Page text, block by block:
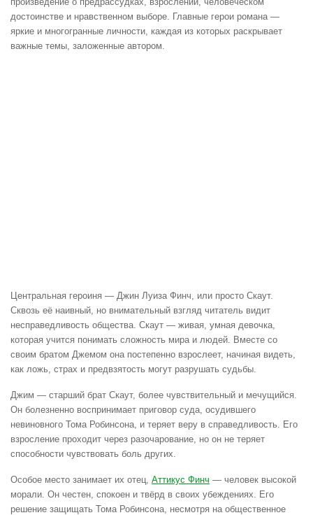
достоинстве и нравственном выборе. Главные герои романа —
яркие и многогранные личности, каждая из которых раскрывает
важные темы, заложенные автором.
Центральная героиня — Джин Луиза Финч, или просто Скаут.
Сквозь её наивный, но внимательный взгляд читатель видит
несправедливость общества. Скаут — живая, умная девочка,
которая учится понимать сложность мира и людей. Вместе со
своим братом Джемом она постепенно взрослеет, начиная видеть,
как ложь, страх и предвзятость могут разрушать судьбы.
Джим — старший брат Скаут, более чувствительный и мечущийся.
Он болезненно воспринимает приговор суда, осудившего
невиновного Тома Робинсона, и теряет веру в справедливость. Его
взросление проходит через разочарование, но он не теряет
способности чувствовать боль других.
Особое место занимает их отец, Аттикус Финч — человек высокой
морали. Он честен, спокоен и твёрд в своих убеждениях. Его
решение защищать Тома Робинсона, несмотря на общественное